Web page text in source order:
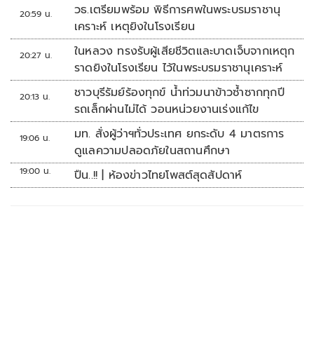
20:59 น.
วธ.เตรียมพร้อม พิธีการศพในพระบรมราชานุ
เคราะห์ เหตุยิงในโรงเรียน
20:27 น.
ในหลวง ทรงรับผู้เสียชีวิตและบาดเจ็บจากเหตุก
ราดยิงในโรงเรียน ไว้ในพระบรมราชานุเคราะห์
20:13 น.
ชาวบุรีรัมย์ร้องทุกข์ น้ำท่วมนาข้าวซ้ำซากทุกปี
รถเล็กผ่านไม่ได้ วอนหน่วยงานเร่งแก้ไข
19:06 น.
มท. สั่งผู้ว่าฯทั่วประเทศ ยกระดับ 4 มาตรการ
ดูแลความปลอดภัยในสถานศึกษา
19:00 น. ปืน..!! | ห้องข่าวไทยโพสต์สุดสัปดาห์